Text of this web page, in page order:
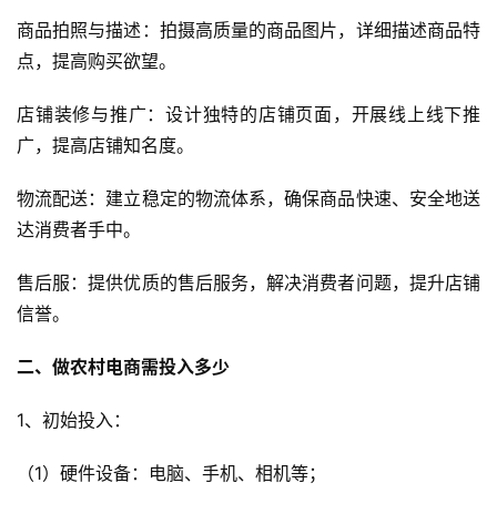
商品拍照与描述：拍摄高质量的商品图片，详细描述商品特
点，提高购买欲望。
店铺装修与推广：设计独特的店铺页面，开展线上线下推
广，提高店铺知名度。
物流配送：建立稳定的物流体系，确保商品快速、安全地送
达消费者手中。
售后服：提供优质的售后服务，解决消费者问题，提升店铺
信誉。
二、做农村电商需投入多少
1、初始投入：
（1）硬件设备：电脑、手机、相机等；